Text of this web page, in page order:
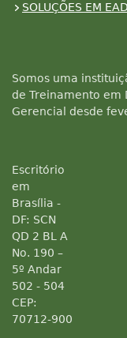
SOLUÇÕES EM
Somos uma
de Treinamento em
Gerencial desde
Escritório
em
Brasília -
DF: SCN
QD 2 BL A
No. 190 –
5º Andar
502 - 504
CEP:
70712-900